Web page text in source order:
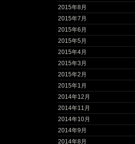
2015年8月
2015年7月
2015年6月
2015年5月
2015年4月
2015年3月
2015年2月
2015年1月
2014年12月
2014年11月
2014年10月
2014年9月
2014年8月